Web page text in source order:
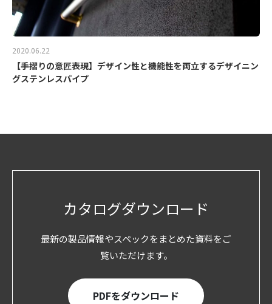
2020.06.22
【手摺りの意匠表現】デザイン性と機能性を両立するデザイニン
グステンレスパイプ
カタログダウンロード
最新の製品情報やスペックをまとめた資料をご
覧いただけます。
PDFをダウンロード